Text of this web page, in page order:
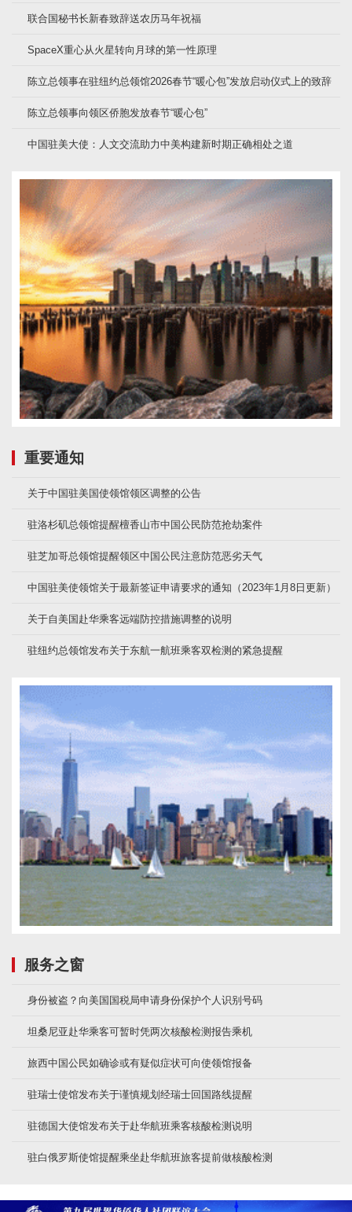
联合国秘书长新春致辞送农历马年祝福
SpaceX重心从火星转向月球的第一性原理
陈立总领事在驻纽约总领馆2026春节“暖心包”发放启动仪式上的致辞
陈立总领事向领区侨胞发放春节“暖心包”
中国驻美大使：人文交流助力中美构建新时期正确相处之道
重要通知
关于中国驻美国使领馆领区调整的公告
驻洛杉矶总领馆提醒檀香山市中国公民防范抢劫案件
驻芝加哥总领馆提醒领区中国公民注意防范恶劣天气
中国驻美使领馆关于最新签证申请要求的通知（2023年1月8日更新）
关于自美国赴华乘客远端防控措施调整的说明
驻纽约总领馆发布关于东航一航班乘客双检测的紧急提醒
服务之窗
身份被盗？向美国国税局申请身份保护个人识别号码
坦桑尼亚赴华乘客可暂时凭两次核酸检测报告乘机
旅西中国公民如确诊或有疑似症状可向使领馆报备
驻瑞士使馆发布关于谨慎规划经瑞士回国路线提醒
驻德国大使馆发布关于赴华航班乘客核酸检测说明
驻白俄罗斯使馆提醒乘坐赴华航班旅客提前做核酸检测